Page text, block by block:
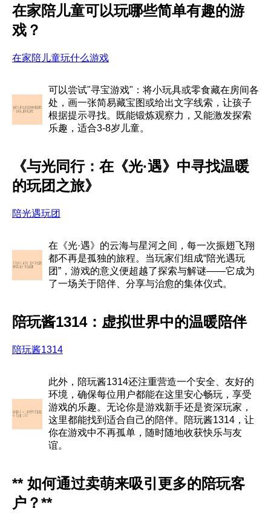
在家陪儿童可以玩哪些简单有趣的游
戏？
在家陪儿童玩什么游戏
可以尝试"寻宝游戏"：将小玩具或零食藏在房间各
处，画一张简易藏宝图或给出文字线索，让孩子
根据提示寻找。既能锻炼观察力，又能激发探索
乐趣，适合3-8岁儿童。
《与光同行：在《光·遇》中寻找温暖
的玩团之旅》
陪光遇玩团
在《光·遇》的云海与星河之间，每一次振翅飞翔
都不再是孤独的旅程。当玩家们组成“陪光遇玩
团”，游戏的意义便超越了探索与解谜——它成为
了一场关于陪伴、分享与治愈的集体仪式。
陪玩酱1314：虚拟世界中的温暖陪伴
陪玩酱1314
此外，陪玩酱1314还注重营造一个安全、友好的
环境，确保每位用户都能在这里安心畅玩，享受
游戏的乐趣。无论你是游戏新手还是资深玩家，
这里都能找到适合自己的陪伴。陪玩酱1314，让
你在游戏中不再孤单，随时随地收获快乐与友
谊。
** 如何通过卖萌来吸引更多的陪玩客
户？**